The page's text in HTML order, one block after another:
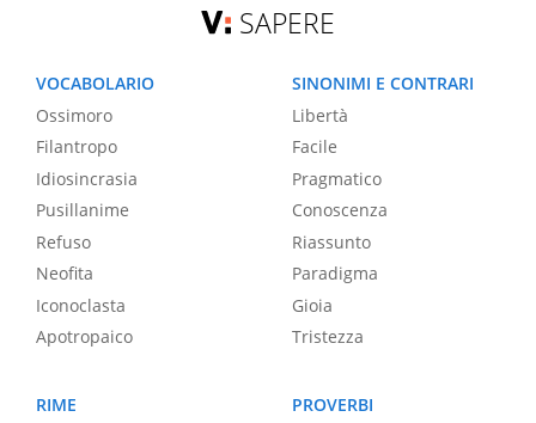
SAPERE
VOCABOLARIO
Ossimoro
Filantropo
Idiosincrasia
Pusillanime
Refuso
Neofita
Iconoclasta
Apotropaico
SINONIMI E CONTRARI
Libertà
Facile
Pragmatico
Conoscenza
Riassunto
Paradigma
Gioia
Tristezza
RIME
PROVERBI